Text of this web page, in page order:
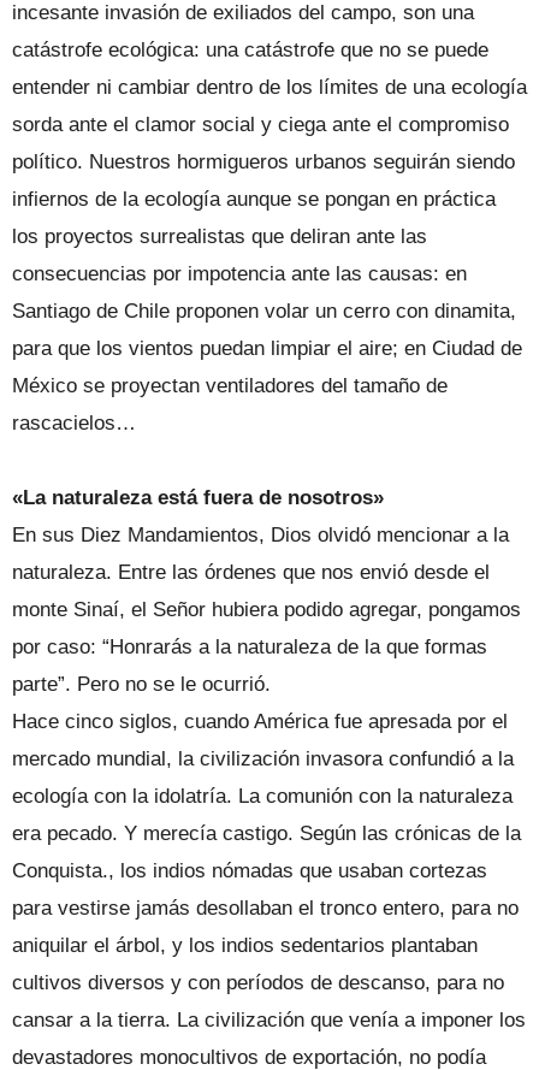
incesante invasión de exiliados del campo, son una
catástrofe ecológica: una catástrofe que no se puede
entender ni cambiar dentro de los límites de una ecología
sorda ante el clamor social y ciega ante el compromiso
político. Nuestros hormigueros urbanos seguirán siendo
infiernos de la ecología aunque se pongan en práctica
los proyectos surrealistas que deliran ante las
consecuencias por impotencia ante las causas: en
Santiago de Chile proponen volar un cerro con dinamita,
para que los vientos puedan limpiar el aire; en Ciudad de
México se proyectan ventiladores del tamaño de
rascacielos…
«La naturaleza está fuera de nosotros»
En sus Diez Mandamientos, Dios olvidó mencionar a la
naturaleza. Entre las órdenes que nos envió desde el
monte Sinaí, el Señor hubiera podido agregar, pongamos
por caso: “Honrarás a la naturaleza de la que formas
parte”. Pero no se le ocurrió.
Hace cinco siglos, cuando América fue apresada por el
mercado mundial, la civilización invasora confundió a la
ecología con la idolatría. La comunión con la naturaleza
era pecado. Y merecía castigo. Según las crónicas de la
Conquista., los indios nómadas que usaban cortezas
para vestirse jamás desollaban el tronco entero, para no
aniquilar el árbol, y los indios sedentarios plantaban
cultivos diversos y con períodos de descanso, para no
cansar a la tierra. La civilización que venía a imponer los
devastadores monocultivos de exportación, no podía